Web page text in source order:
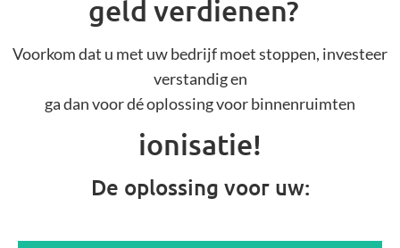
geld verdienen?
Voorkom dat u met uw bedrijf moet stoppen, investeer
verstandig en
ga dan voor dé oplossing voor binnenruimten
ionisatie!
De oplossing voor uw: